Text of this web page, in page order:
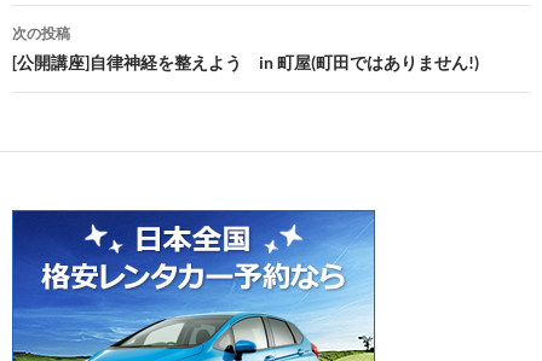
ナ
ビ
ゲ
ー
ョ
ン
次の投稿
[公開講座]自律神経を整えよう in 町屋(町田ではありません!)